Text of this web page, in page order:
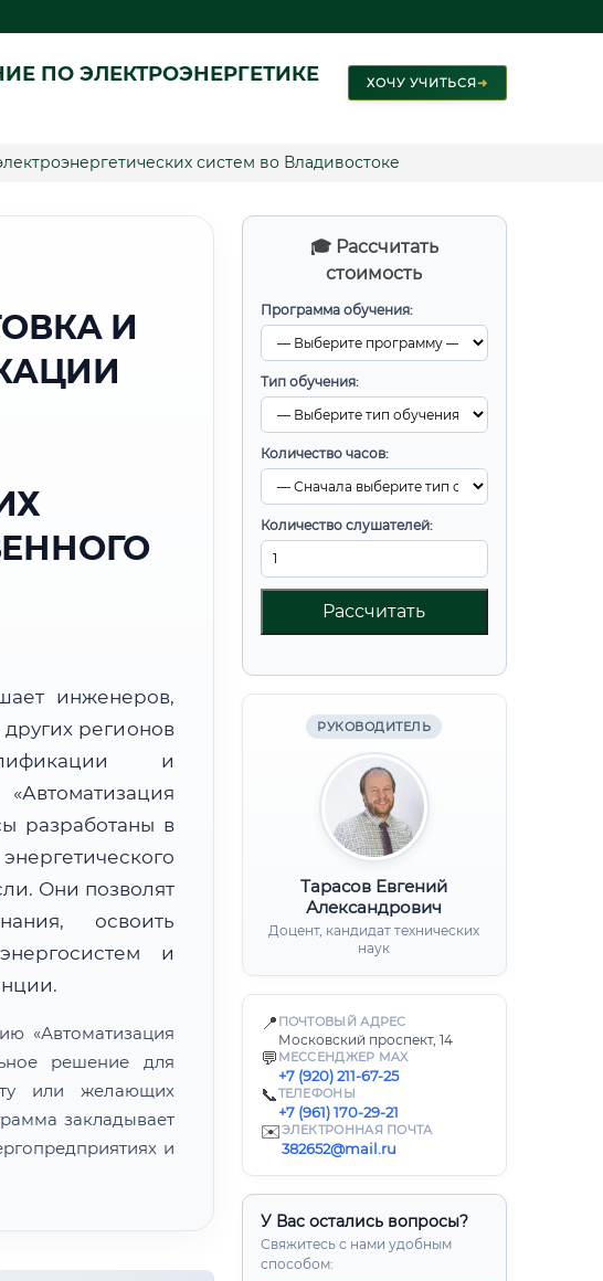
ПО ЭЛЕКТРОЭНЕРГЕТИКЕ ХОЧУ УЧИТЬСЯ➜
систем во Владивостоке
🎓 Рассчитать
стоимость
Программа обучения:
Тип обучения:
Количество часов:
Количество слушателей:
Рассчитать
РУКОВОДИТЕЛЬ
Тарасов Евгений
Александрович
Доцент, кандидат технических
наук
📍 ПОЧТОВЫЙ АДРЕС
Московский проспект, 14
💬 МЕССЕНДЖЕР MAX
+7 (920) 211-67-25
📞ТЕЛЕФОНЫ
+7 (961) 170-29-21
✉️ЭЛЕКТРОННАЯ ПОЧТА
382652@mail.ru
У Вас остались вопросы?
Свяжитесь с нами удобным
способом:
И
инженеров,
регионов
и
разработаны в
Они позволят
освоить
и
«Автоматизация
решение для
или желающих
закладывает
и